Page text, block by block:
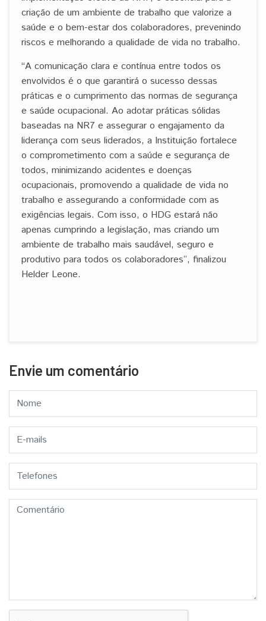
criação de um ambiente de trabalho que valorize a
saúde e o bem-estar dos colaboradores, prevenindo
riscos e melhorando a qualidade de vida no trabalho.
“A comunicação clara e contínua entre todos os
envolvidos é o que garantirá o sucesso dessas
práticas e o cumprimento das normas de segurança
e saúde ocupacional. Ao adotar práticas sólidas
baseadas na NR7 e assegurar o engajamento da
liderança com seus liderados, a Instituição fortalece
o comprometimento com a saúde e segurança de
todos, minimizando acidentes e doenças
ocupacionais, promovendo a qualidade de vida no
trabalho e assegurando a conformidade com as
exigências legais. Com isso, o HDG estará não
apenas cumprindo a legislação, mas criando um
ambiente de trabalho mais saudável, seguro e
produtivo para todos os colaboradores”, finalizou
Helder Leone.
Envie um comentário